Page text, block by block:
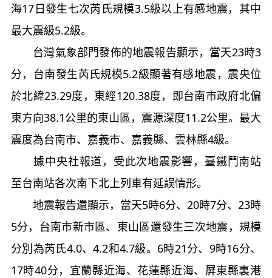
海17日發生七次芮氏規模3.5級以上有感地震，其中
最大震級5.2級。
台灣氣象部門發佈的地震報告顯示，當天23時3
分，台南發生芮氏規模5.2級顯著有感地震，震央位
於北緯23.29度，東經120.38度，即台南市政府北偏
東方向38.1公里的東山區，震源深度11.2公里。最大
震度為台南市、嘉義市、嘉義縣、雲林縣4級。
據中央社報道，受此次地震影響，臺鐵鬥南站
至台南站各次南下北上列車有延誤情形。
地震報告還顯示，當天5時6分、20時7分、23時
5分，台南市新市區、東山區還發生三次地震，規模
分別為芮氏4.0、4.2和4.7級。6時21分、9時16分、
17時40分，宜蘭縣近海、花蓮縣近海、屏東縣裏港